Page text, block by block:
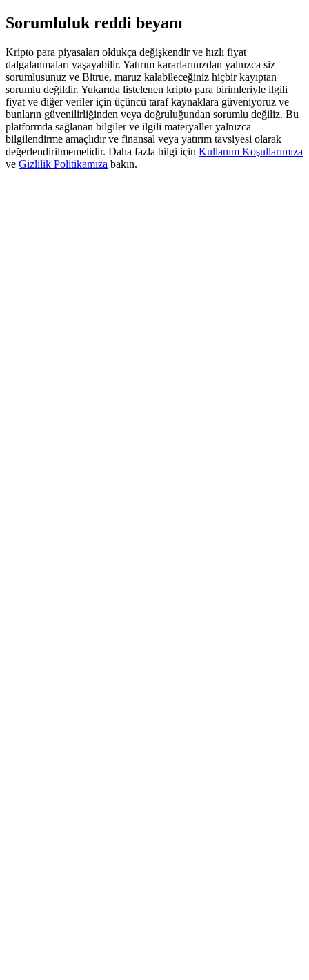
Precious Metals Trading Carnival
Trade Gold & Silver · 33,333 USDT Bonus
USDT New User Exclusive 10% APR
USDT Flexible Staking | Daily Rewards
Sorumluluk reddi beyanı
Kripto para piyasaları oldukça değişkendir ve hızlı fiyat
dalgalanmaları yaşayabilir. Yatırım kararlarınızdan yalnızca siz
sorumlusunuz ve Bitrue, maruz kalabileceğiniz hiçbir kayıptan
sorumlu değildir. Yukarıda listelenen kripto para birimleriyle ilgili
fiyat ve diğer veriler için üçüncü taraf kaynaklara güveniyoruz ve
bunların güvenilirliğinden veya doğruluğundan sorumlu değiliz. Bu
platformda sağlanan bilgiler ve ilgili materyaller yalnızca
bilgilendirme amaçlıdır ve finansal veya yatırım tavsiyesi olarak
değerlendirilmemelidir. Daha fazla bilgi için Kullanım Koşullarımıza
ve Gizlilik Politikamıza bakın.